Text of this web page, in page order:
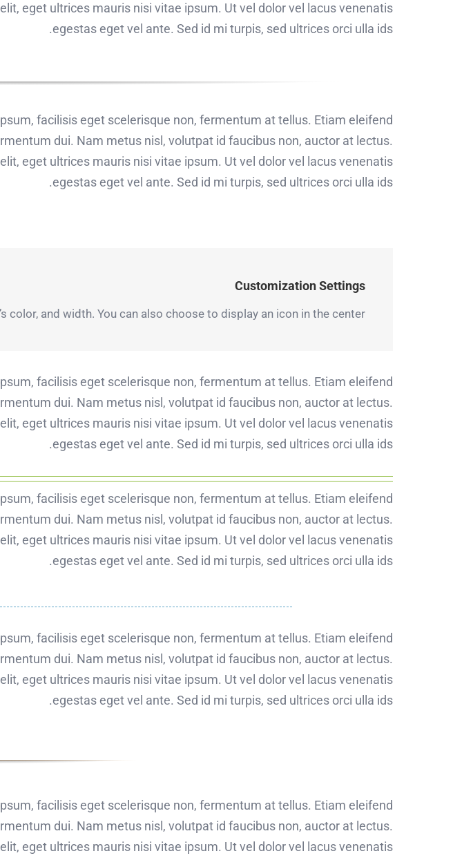
eget ultrices mauris nisi vitae ipsum. Ut vel dolor vel lacus venenatis
egestas eget vel ante. Sed id mi turpis, sed ultrices orci ulla ids.
facilisis eget scelerisque non, fermentum at tellus. Etiam eleifend
dui. Nam metus nisl, volutpat id faucibus non, auctor at lectus.
eget ultrices mauris nisi vitae ipsum. Ut vel dolor vel lacus venenatis
egestas eget vel ante. Sed id mi turpis, sed ultrices orci ulla ids.
Customization Settings
and width. You can also choose to display an icon in the center.
facilisis eget scelerisque non, fermentum at tellus. Etiam eleifend
dui. Nam metus nisl, volutpat id faucibus non, auctor at lectus.
eget ultrices mauris nisi vitae ipsum. Ut vel dolor vel lacus venenatis
egestas eget vel ante. Sed id mi turpis, sed ultrices orci ulla ids.
facilisis eget scelerisque non, fermentum at tellus. Etiam eleifend
dui. Nam metus nisl, volutpat id faucibus non, auctor at lectus.
eget ultrices mauris nisi vitae ipsum. Ut vel dolor vel lacus venenatis
egestas eget vel ante. Sed id mi turpis, sed ultrices orci ulla ids.
facilisis eget scelerisque non, fermentum at tellus. Etiam eleifend
dui. Nam metus nisl, volutpat id faucibus non, auctor at lectus.
eget ultrices mauris nisi vitae ipsum. Ut vel dolor vel lacus venenatis
egestas eget vel ante. Sed id mi turpis, sed ultrices orci ulla ids.
facilisis eget scelerisque non, fermentum at tellus. Etiam eleifend
dui. Nam metus nisl, volutpat id faucibus non, auctor at lectus.
eget ultrices mauris nisi vitae ipsum. Ut vel dolor vel lacus venenatis